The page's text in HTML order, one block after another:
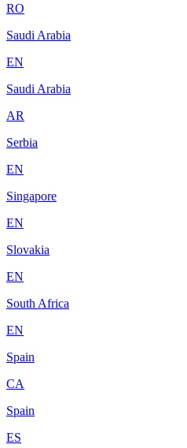
RO
Saudi Arabia
EN
Saudi Arabia
AR
Serbia
EN
Singapore
EN
Slovakia
EN
South Africa
EN
Spain
CA
Spain
ES